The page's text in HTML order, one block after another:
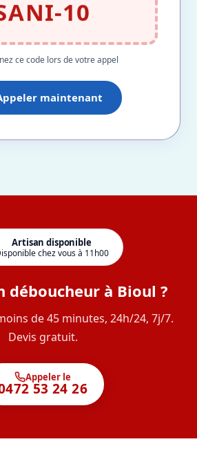
10
ce code lors de votre appel
maintenant
Artisan disponible
chez vous à 11h00
déboucheur à Bioul ?
de 45 minutes, 24h/24, 7j/7.
Devis gratuit.
Appeler le
53 24 26